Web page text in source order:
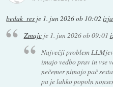
bedak_res je 1. jun 2026 ob 10:02
Zmajcje 1. jun 2026 ob 09:01
Največji problem
imajo vedbo prav in vse
nečemer nimajo pač
pa je lahko popoln